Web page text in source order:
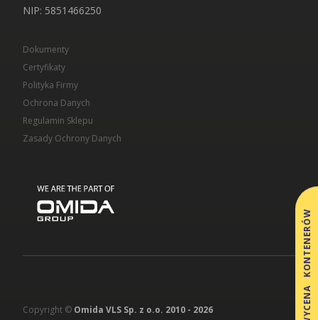
NIP: 5851466250
Dokumenty
Certyfikaty
Polityka Firmy
Ochrona Danych
Regulamin Sklepu
Zasady Ochrony Danych
Copyright © Omida VLS Sp. z o.o. 2010 - 2026 WYCENA KONTENERÓW